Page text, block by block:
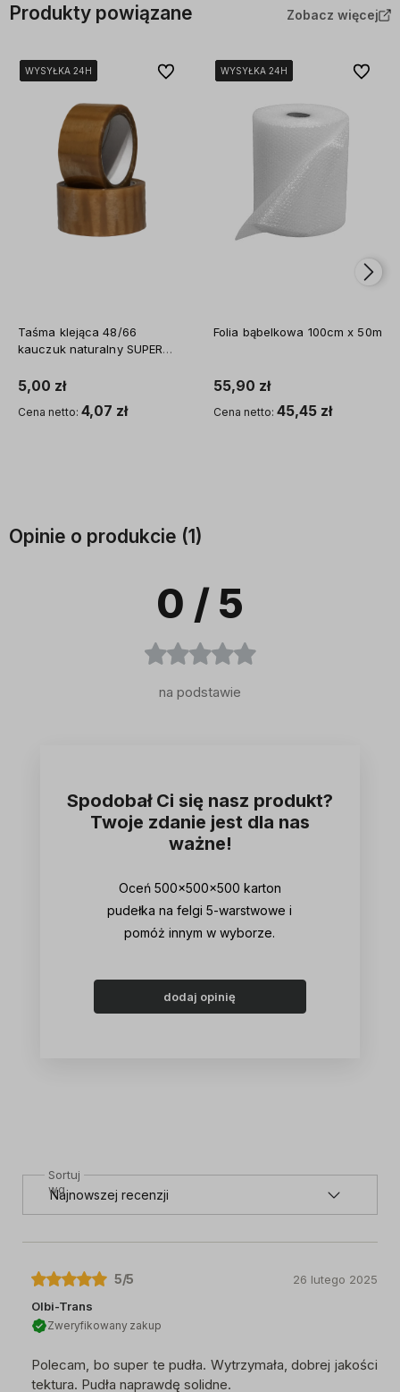
Produkty powiązane Zobacz więcej
WYSYŁKA 24H
WYSYŁKA 24H
WYSYŁKA 24H
WYSYŁKA 24H
WYSYŁKA 24H
Taśma klejąca 48/66
kauczuk naturalny SUPER
5,00 zł
Cena netto: 4,07 zł
Do ulubionychWYSYŁKA 24H
WYSYŁKA 24H
WYSYŁKA 24H
WYSYŁKA 24H
WYSYŁKA 24H
Folia bąbelkowa 100cm x 50m
55,90 zł
Cena netto: 45,45 zł
Do
Opinie o produkcie (1)
0 / 5
na podstawie
Spodobał Ci się nasz produkt?
Twoje zdanie jest dla nas
ważne!
Oceń 500x500x500 karton
pudełka na felgi 5-warstwowe i
pomóż innym w wyborze.
dodaj opinię
Sortuj
wg
5/5
Olbi-Trans
Zweryfikowany zakup
Polecam, bo super te pudła. Wytrzymała, dobrej jakości
tektura. Pudła naprawdę solidne.
26 lutego 2025